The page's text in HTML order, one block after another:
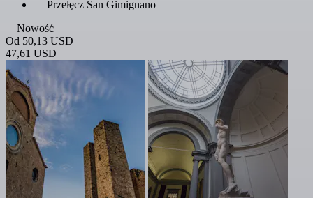
Przełęcz San Gimignano
Nowość
Od 50,13 USD
47,61 USD